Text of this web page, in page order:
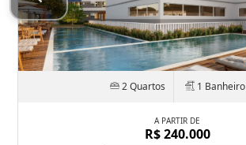
2 Quartos 1 Banheiro
A PARTIR DE
R$ 240.000